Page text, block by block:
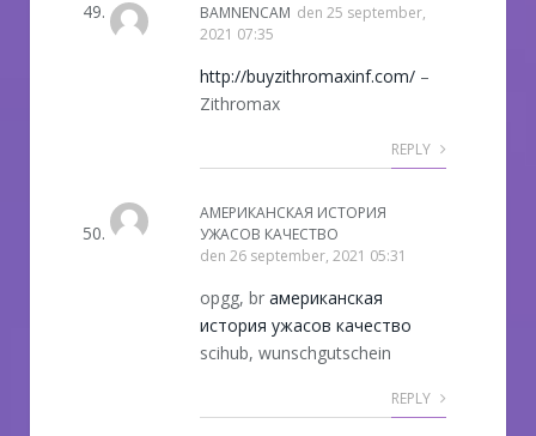
BAMNENCAM den 25 september,
2021 07:35
http://buyzithromaxinf.com/ –
Zithromax
REPLY
АМЕРИКАНСКАЯ ИСТОРИЯ
УЖАСОВ КАЧЕСТВО
den 26 september, 2021 05:31
opgg, br американская
история ужасов качество
scihub, wunschgutschein
REPLY